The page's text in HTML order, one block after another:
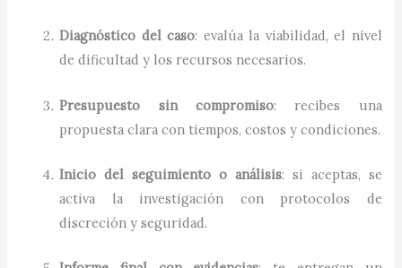
Diagnóstico del caso: evalúa la viabilidad, el nivel
de dificultad y los recursos necesarios.
Presupuesto sin compromiso: recibes una
propuesta clara con tiempos, costos y condiciones.
Inicio del seguimiento o análisis: si aceptas, se
activa la investigación con protocolos de
discreción y seguridad.